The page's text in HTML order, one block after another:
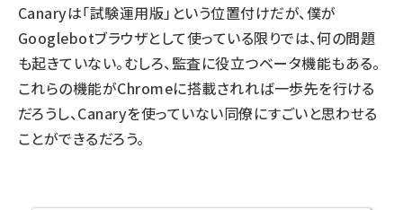
Canaryは「試験運用版」という位置付けだが、僕が
Googlebotブラウザとして使っている限りでは、何の問題
も起きていない。むしろ、監査に役立つベータ機能もある。
これらの機能がChromeに搭載されれば一歩先を行ける
だろうし、Canaryを使っていない同僚にすごいと思わせる
ことができるだろう。